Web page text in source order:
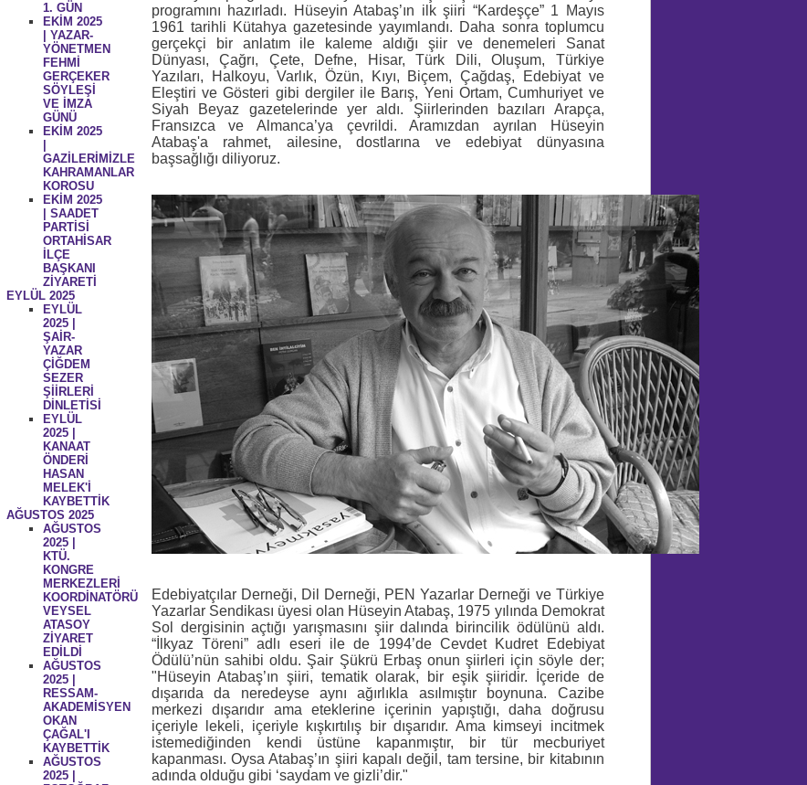
programını hazırladı. Hüseyin Atabaş’ın ilk şiiri “Kardeşçe” 1 Mayıs
1961 tarihli Kütahya gazetesinde yayımlandı. Daha sonra toplumcu
gerçekçi bir anlatım ile kaleme aldığı şiir ve denemeleri Sanat
Dünyası, Çağrı, Çete, Defne, Hisar, Türk Dili, Oluşum, Türkiye
Yazıları, Halkoyu, Varlık, Özün, Kıyı, Biçem, Çağdaş, Edebiyat ve
Eleştiri ve Gösteri gibi dergiler ile Barış, Yeni Ortam, Cumhuriyet ve
Siyah Beyaz gazetelerinde yer aldı. Şiirlerinden bazıları Arapça,
Fransızca ve Almanca’ya çevrildi.Aramızdan ayrılan Hüseyin
Atabaş'a rahmet, ailesine, dostlarına ve edebiyat dünyasına
başsağlığı diliyoruz.
Edebiyatçılar Derneği, Dil Derneği, PEN Yazarlar Derneği ve Türkiye
Yazarlar Sendikası üyesi olan Hüseyin Atabaş, 1975 yılında Demokrat
Sol dergisinin açtığı yarışmasını şiir dalında birincilik ödülünü aldı.
“İlkyaz Töreni” adlı eseri ile de 1994’de Cevdet Kudret Edebiyat
Ödülü’nün sahibi oldu. Şair Şükrü Erbaş onun şiirleri için söyle der;
"Hüseyin Atabaş’ın şiiri, tematik olarak, bir eşik şiiridir. İçeride de
dışarıda da neredeyse aynı ağırlıkla asılmıştır boynuna. Cazibe
merkezi dışarıdır ama eteklerine içerinin yapıştığı, daha doğrusu
içeriyle lekeli, içeriyle kışkırtılış bir dışarıdır. Ama kimseyi incitmek
istemediğinden kendi üstüne kapanmıştır, bir tür mecburiyet
kapanması. Oysa Atabaş’ın şiiri kapalı değil, tam tersine, bir kitabının
adında olduğu gibi ‘saydam ve gizli’dir."
1. GÜN
EKİM 2025
| YAZAR-
YÖNETMEN
FEHMİ
GERÇEKER
SÖYLEŞİ
VE İMZA
GÜNÜ
EKİM 2025
GAZİLERİMİZLE
KAHRAMANLAR
KOROSU
EKİM 2025
| SAADET
PARTİSİ
ORTAHİSAR
İLÇE
BAŞKANI
ZİYARETİ
EYLÜL 2025
EYLÜL
2025 |
ŞAİR-
YAZAR
ÇİĞDEM
SEZER
ŞİİRLERİ
DİNLETİSİ
EYLÜL
2025 |
KANAAT
ÖNDERİ
HASAN
MELEK'İ
KAYBETTİK
AĞUSTOS 2025
AĞUSTOS
2025 |
KTÜ.
KONGRE
MERKEZLERİ
KOORDİNATÖRÜ
VEYSEL
ATASOY
ZİYARET
EDİLDİ
AĞUSTOS
2025 |
RESSAM-
AKADEMİSYEN
OKAN
ÇAĞAL'I
KAYBETTİK
AĞUSTOS
2025 |